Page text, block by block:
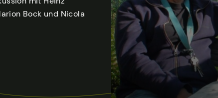
Bock und Nicola